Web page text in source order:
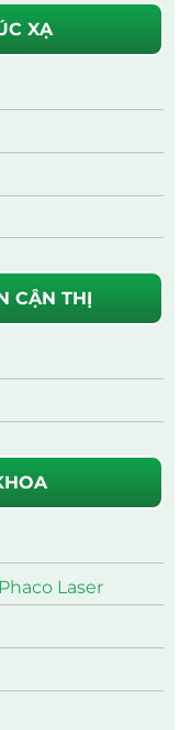
XẠ
CẬN THỊ
Laser